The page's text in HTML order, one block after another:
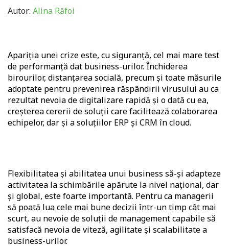
Autor: Alina Răfoi
Apariția unei crize este, cu siguranță, cel mai mare test
de performanță dat business-urilor. Închiderea
birourilor, distanțarea socială, precum și toate măsurile
adoptate pentru prevenirea răspândirii virusului au ca
rezultat nevoia de digitalizare rapidă și o dată cu ea,
creșterea cererii de soluții care facilitează colaborarea
echipelor, dar și a soluțiilor ERP și CRM în cloud.
Flexibilitatea și abilitatea unui business să-și adapteze
activitatea la schimbările apărute la nivel național, dar
și global, este foarte importantă. Pentru ca managerii
să poată lua cele mai bune decizii într-un timp cât mai
scurt, au nevoie de soluții de management capabile să
satisfacă nevoia de viteză, agilitate și scalabilitate a
business-urilor.